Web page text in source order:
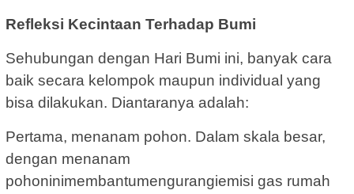
Refleksi Kecintaan Terhadap Bumi
Sehubungan dengan Hari Bumi ini, banyak cara
baik secara kelompok maupun individual yang
bisa dilakukan. Diantaranya adalah:
Pertama, menanam pohon. Dalam skala besar,
dengan menanam
pohoninimembantumengurangiemisi gas rumah